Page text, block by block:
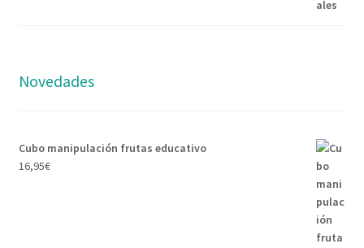
Novedades
Cubo manipulación frutas educativo
16,95€